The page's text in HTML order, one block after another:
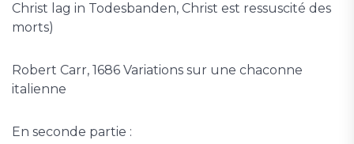
Christ lag in Todesbanden, Christ est ressuscité des
morts)
Robert Carr, 1686 Variations sur une chaconne
italienne
En seconde partie :